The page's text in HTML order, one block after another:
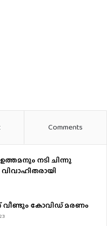
Comments
നടി ചിന്നു
വീണ്ടും കോവിഡ് മരണം